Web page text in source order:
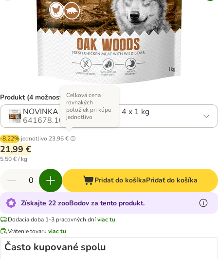
Produkt (4 možností)
NOVINKA výhodné balenie: 4 x 1 kg
641678.10
-8.22% jednotlivo 23,96 €
Celková cena
rovnakých
položiek pri kúpe
jednotlivo
21,99 €
5,50 € / kg
Pridať do košíkaPridať do košíka
Získajte 22 zooBodov za tento produkt.
Dodacia doba 1-3 pracovných dníviac tu
Vrátenie tovaru viac tu
Často kupované spolu